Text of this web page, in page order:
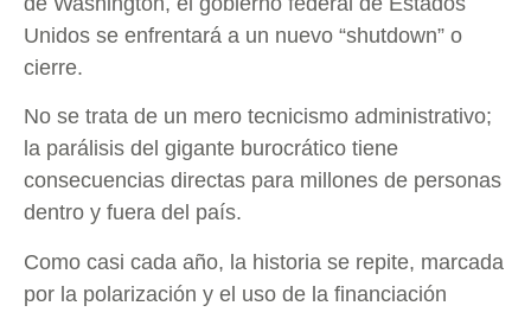
Unidos se enfrentará a un nuevo “shutdown” o
cierre.
No se trata de un mero tecnicismo administrativo;
la parálisis del gigante burocrático tiene
consecuencias directas para millones de personas
dentro y fuera del país.
Como casi cada año, la historia se repite, marcada
por la polarización y el uso de la financiación